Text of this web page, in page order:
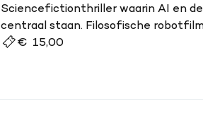
€ 15,00
Sciencefictionthriller waarin AI en
centraal staan. Filosofische